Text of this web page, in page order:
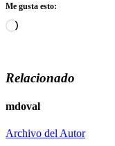
Me gusta esto:
Cargando...
Relacionado
mdoval
Archivo del Autor